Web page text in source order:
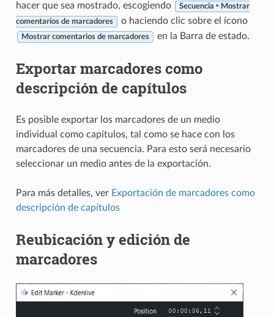
hacer que sea mostrado, escogiendo
Secuencia ‣ Mostrar
comentarios de marcadores o haciendo clic sobre el ícono
Mostrar comentarios de marcadores en la Barra de estado.
Exportar marcadores como
descripción de capítulos
Es posible exportar los marcadores de un medio
individual como capítulos, tal como se hace con los
marcadores de una secuencia. Para esto será necesario
seleccionar un medio antes de la exportación.
Para más detalles, ver Exportación de marcadores como
descripción de capítulos
Reubicación y edición de
marcadores